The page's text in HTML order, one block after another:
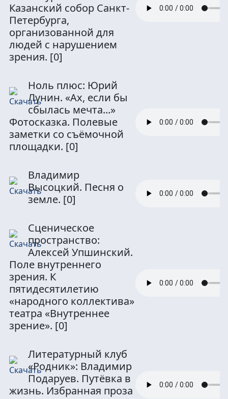
Казанский собор Санкт-
Петербурга,
организованной для
людей с нарушением
зрения. [0]
Ноль плюс: Юрий
Лунин. «Ах, если бы
сбылась мечта...»
Фотосказка. Полевые
заметки со съёмочной
площадки. [0]
Владимир
Высоцкий. Песня о
земле. [0]
Сценическое
пространство:
Алексей Упшинский.
Поле внутреннего
зрения. К
пятидесятилетию
«народного коллектива»
театра «Внутреннее
зрение». [0]
Литературный клуб
«Родник»: Владимир
Подаруев. Путёвка в
жизнь. Избранная проза